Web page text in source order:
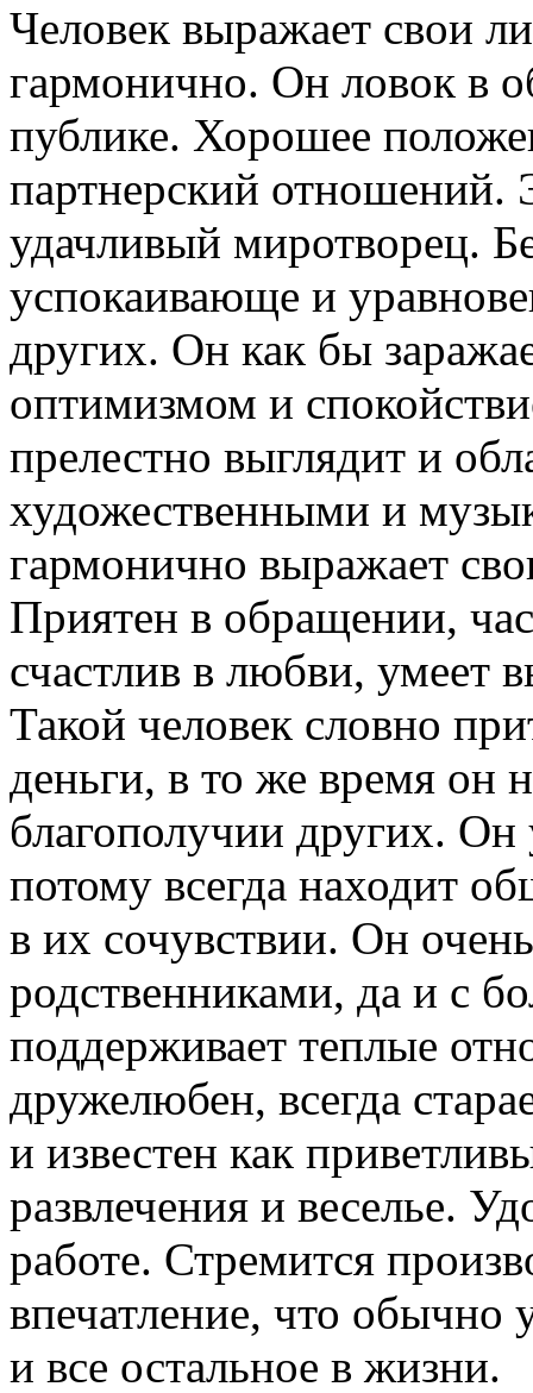
Человек выражает свои
гармонично. Он ловок в
публике. Хорошее
партнерский
удачливый миротворец.
успокаивающе и
других. Он как бы
оптимизмом и
прелестно выглядит и
художественными и
гармонично выражает
Приятен в обращении,
счастлив в любви, умеет
Такой человек словно
деньги, в то же время он
благополучии других. Он
потому всегда находит
в их сочувствии. Он
родственниками, да и с
поддерживает теплые
дружелюбен, всегда
и известен как
развлечения и веселье.
работе. Стремится
впечатление, что обычно
и все остальное в жизни.